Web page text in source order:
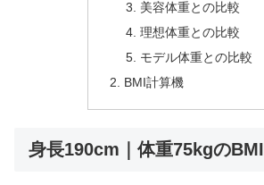
美容体重との比較
理想体重との比較
モデル体重との比較
BMI計算機
身長190cm｜体重75kgのBMI